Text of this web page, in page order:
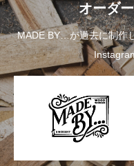
オーダ
MADE BY…が過去に制作